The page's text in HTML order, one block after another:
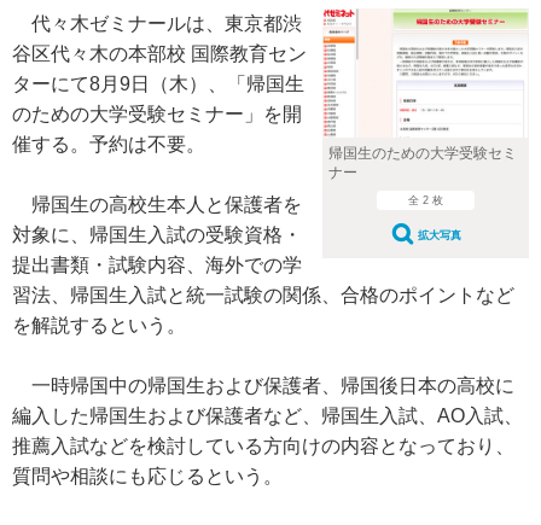
帰国生のための大学受験セミ
ナー
全 2 枚
拡大写真
代々木ゼミナールは、東京都渋
谷区代々木の本部校 国際教育セン
ターにて8月9日（木）、「帰国生
のための大学受験セミナー」を開
催する。予約は不要。
帰国生の高校生本人と保護者を
対象に、帰国生入試の受験資格・
提出書類・試験内容、海外での学
習法、帰国生入試と統一試験の関係、合格のポイントなど
を解説するという。
一時帰国中の帰国生および保護者、帰国後日本の高校に
編入した帰国生および保護者など、帰国生入試、AO入試、
推薦入試などを検討している方向けの内容となっており、
質問や相談にも応じるという。